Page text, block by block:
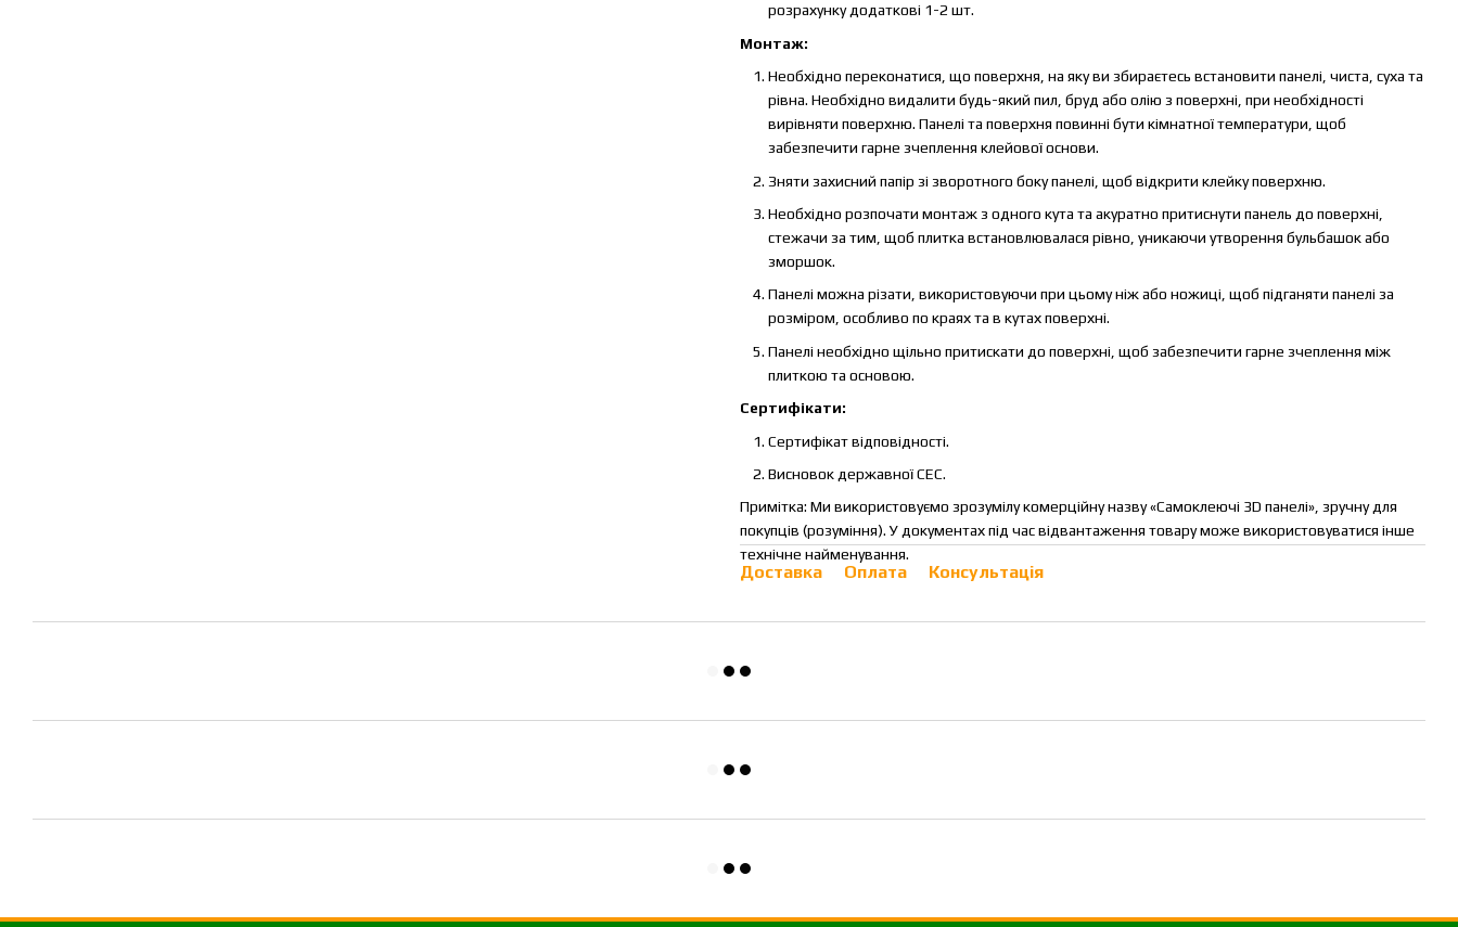
розрахунку додаткові 1-2 шт.
Монтаж:
Необхідно переконатися, що поверхня, на яку ви збираєтесь встановити панелі, чиста, суха та
рівна. Необхідно видалити будь-який пил, бруд або олію з поверхні, при необхідності
вирівняти поверхню. Панелі та поверхня повинні бути кімнатної температури, щоб
забезпечити гарне зчеплення клейової основи.
Зняти захисний папір зі зворотного боку панелі, щоб відкрити клейку поверхню.
Необхідно розпочати монтаж з одного кута та акуратно притиснути панель до поверхні,
стежачи за тим, щоб плитка встановлювалася рівно, уникаючи утворення бульбашок або
зморшок.
Панелі можна різати, використовуючи при цьому ніж або ножиці, щоб підганяти панелі за
розміром, особливо по краях та в кутах поверхні.
Панелі необхідно щільно притискати до поверхні, щоб забезпечити гарне зчеплення між
плиткою та основою.
Сертифікати:
Сертифікат відповідності.
Висновок державної СЕС.
Примітка: Ми використовуємо зрозумілу комерційну назву «Самоклеючі 3D панелі», зручну для
покупців (розуміння). У документах під час відвантаження товару може використовуватися інше
технічне найменування.
Доставка Оплата Консультація